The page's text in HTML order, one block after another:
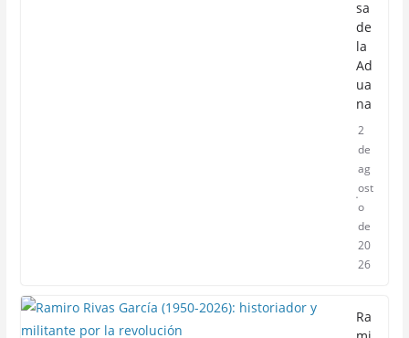
sa
de
la
Ad
ua
na
2
de
ag
ost
o
de
20
26
Ra